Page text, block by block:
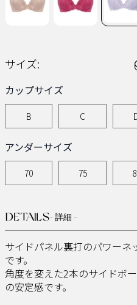
DETAILS- 詳細 -
サイドパネル裏打のパワー
です。
角度を変えた2本のサイドボ
の安定感です。
サイズ:
カップサイズ
B C
アンダーサイズ
70 75